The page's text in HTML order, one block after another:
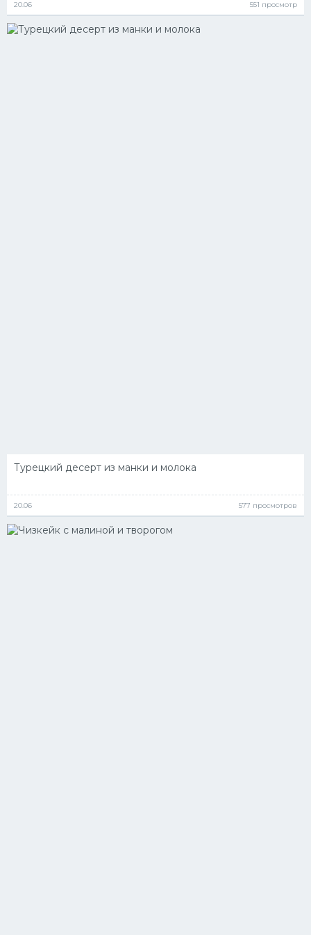
20.06 551 просмотр
Турецкий десерт из манки и молока
20.06 577 просмотров